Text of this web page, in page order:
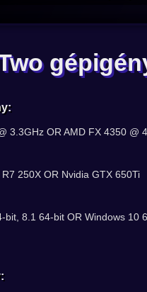
3.3GHz OR AMD FX 4350 @
250X OR Nvidia GTX 650Ti
bit, 8.1 64-bit OR Windows 10